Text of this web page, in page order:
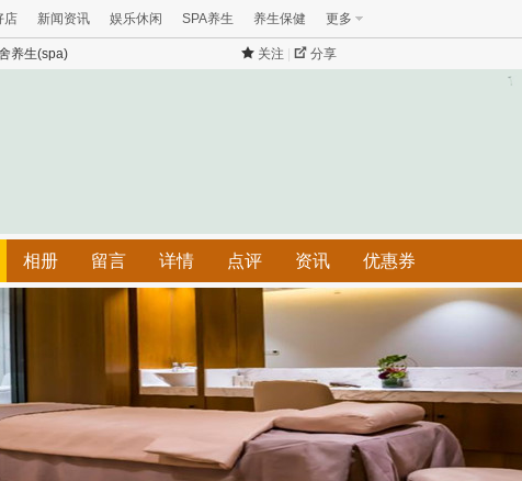
店 新闻资讯 娱乐休闲 SPA养生 养生保健 更多
关注 分享
养生(spa)
相册 留言 详情 点评 资讯 优惠券